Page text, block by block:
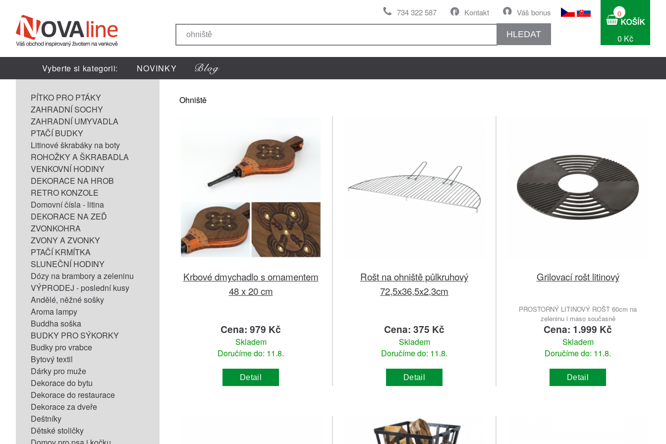
Váš bonus
Kontakt
734 322 587
HLEDAT
0
0 Kč
Vyberte si kategorii: NOVINKY
PÍTKO PRO PTÁKY
ZAHRADNÍ SOCHY
ZAHRADNÍ UMYVADLA
PTAČÍ BUDKY
Litinové škrabáky na boty
ROHOŽKY A ŠKRABADLA
VENKOVNÍ HODINY
DEKORACE NA HROB
RETRO KONZOLE
Domovní čísla - litina
DEKORACE NA ZEĎ
ZVONKOHRA
ZVONY A ZVONKY
PTAČÍ KRMÍTKA
SLUNEČNÍ HODINY
Dózy na brambory a zeleninu
VÝPRODEJ - poslední kusy
Andělé, něžné sošky
Aroma lampy
Buddha soška
BUDKY PRO SÝKORKY
Budky pro vrabce
Bytový textil
Dárky pro muže
Dekorace do bytu
Dekorace do restaurace
Dekorace za dveře
Deštníky
Dětské stoličky
Ohniště
Krbové dmychadlo s ornamentem
48 x 20 cm
Cena: 979 Kč
Skladem
Doručíme do: 11.8.
Detail
Rošt na ohniště půlkruhový
72,5x36,5x2,3cm
Cena: 375 Kč
Skladem
Doručíme do: 11.8.
Detail
Grilovací rošt litinový
PROSTORNÝ LITINOVÝ ROŠT 60cm na
zeleninu i maso současně
Cena: 1.999 Kč
Skladem
Doručíme do: 11.8.
Detail